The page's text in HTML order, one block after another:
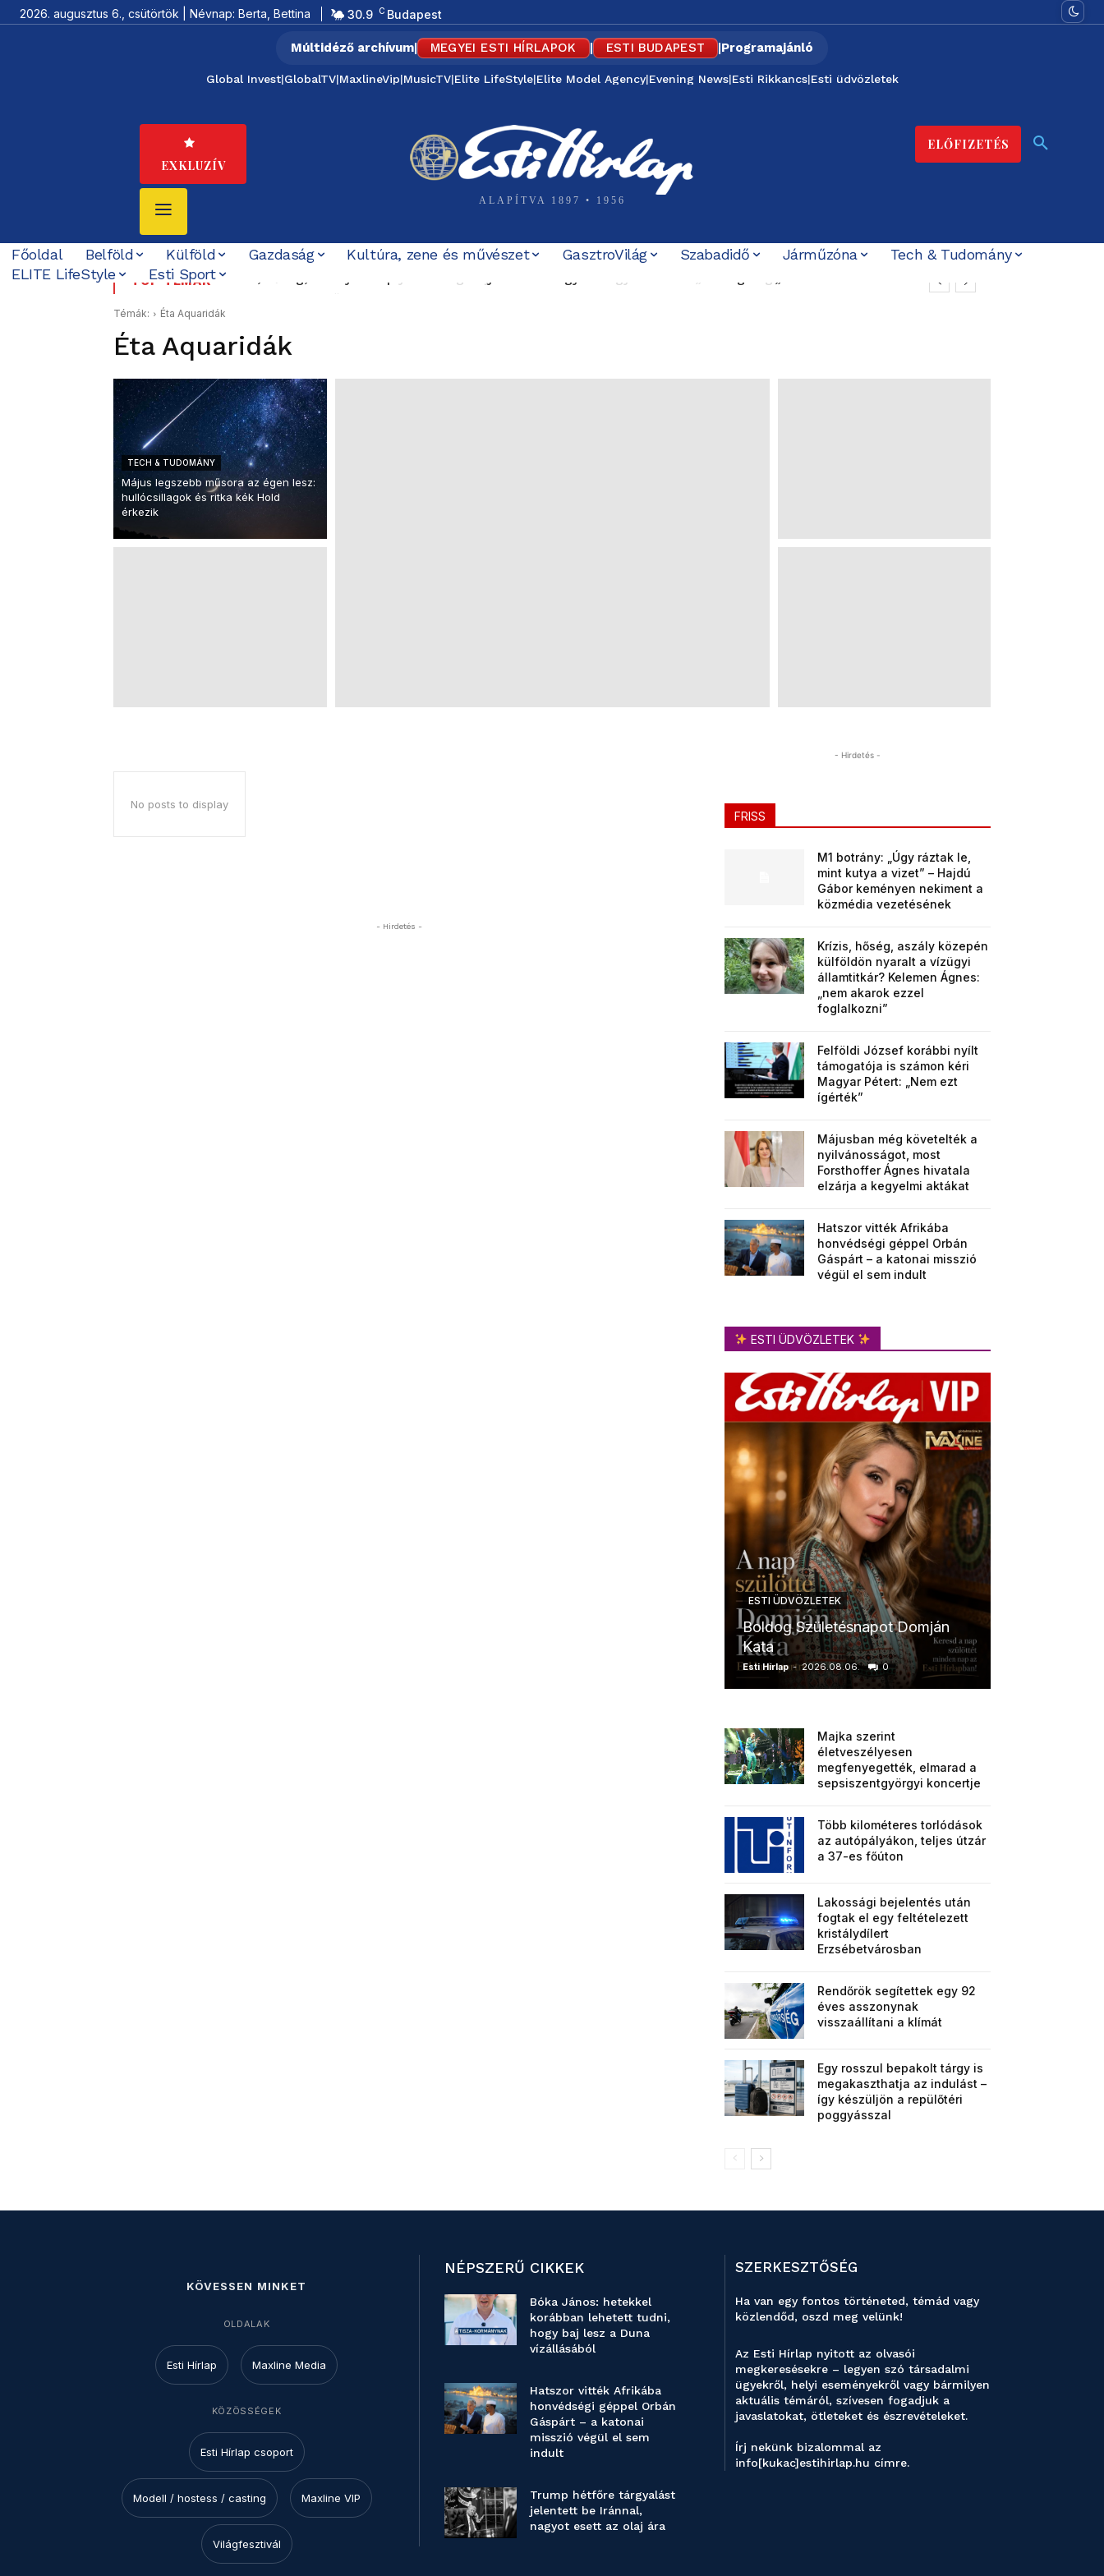
2026. augusztus 6., csütörtök | Névnap: Berta, Bettina 30.9 C Budapest
Múltidéző archívum| MEGYEI ESTI HÍRLAPOK | ESTI BUDAPEST |Programajánló
Global Invest|GlobalTV|MaxlineVip|MusicTV|Elite LifeStyle|Elite Model Agency|Evening News|Esti Rikkancs|Esti üdvözletek
EXKLUZÍV
ALAPÍTVA 1897 • 1956
ELŐFIZETÉS
Főoldal Belföld Külföld Gazdaság Kultúra, zene és művészet GasztroVilág Szabadidő Járműzóna
Tech & Tudomány
ELITE LifeStyle
Esti Sport
TOP TÉMÁK Felföldi József korábbi nyílt támogatója is számon kéri Magyar Pétert: „Nem ezt ígérték”
Témák: Éta Aquaridák
Éta Aquaridák
TECH & TUDOMÁNY
Május legszebb műsora az égen lesz:
hullócsillagok és ritka kék Hold
érkezik
No posts to display
- Hirdetés -
- Hirdetés -
FRISS
M1 botrány: „Úgy ráztak le,
mint kutya a vizet” – Hajdú
Gábor keményen nekiment a
közmédia vezetésének
Krízis, hőség, aszály közepén
külföldön nyaralt a vízügyi
államtitkár? Kelemen Ágnes:
„nem akarok ezzel
foglalkozni”
Felföldi József korábbi nyílt
támogatója is számon kéri
Magyar Pétert: „Nem ezt
ígérték”
Májusban még követelték a
nyilvánosságot, most
Forsthoffer Ágnes hivatala
elzárja a kegyelmi aktákat
Hatszor vitték Afrikába
honvédségi géppel Orbán
Gáspárt – a katonai misszió
végül el sem indult
ESTI ÜDVÖZLETEK
ESTI ÜDVÖZLETEK
Boldog Születésnapot Domján
Kata
Esti Hírlap - 2026.08.06. 0
Majka szerint
életveszélyesen
megfenyegették, elmarad a
sepsiszentgyörgyi koncertje
Több kilométeres torlódások
az autópályákon, teljes útzár
a 37-es főúton
Lakossági bejelentés után
fogtak el egy feltételezett
kristálydílert
Erzsébetvárosban
Rendőrök segítettek egy 92
éves asszonynak
visszaállítani a klímát
Egy rosszul bepakolt tárgy is
megakaszthatja az indulást –
így készüljön a repülőtéri
poggyásszal
KÖVESSEN MINKET
OLDALAK
Esti Hírlap Maxline Media
KÖZÖSSÉGEK
Esti Hírlap csoport
Modell / hostess / casting Maxline VIP
Világfesztivál
NÉPSZERŰ CIKKEK
Bóka János: hetekkel
korábban lehetett tudni,
hogy baj lesz a Duna
vízállásából
Hatszor vitték Afrikába
honvédségi géppel Orbán
Gáspárt – a katonai
misszió végül el sem
indult
Trump hétfőre tárgyalást
jelentett be Iránnal,
nagyot esett az olaj ára
SZERKESZTŐSÉG
Ha van egy fontos történeted, témád vagy
közlendőd, oszd meg velünk!
Az Esti Hírlap nyitott az olvasói
megkeresésekre – legyen szó társadalmi
ügyekről, helyi eseményekről vagy bármilyen
aktuális témáról, szívesen fogadjuk a
javaslatokat, ötleteket és észrevételeket.
Írj nekünk bizalommal az
info[kukac]estihirlap.hu címre.